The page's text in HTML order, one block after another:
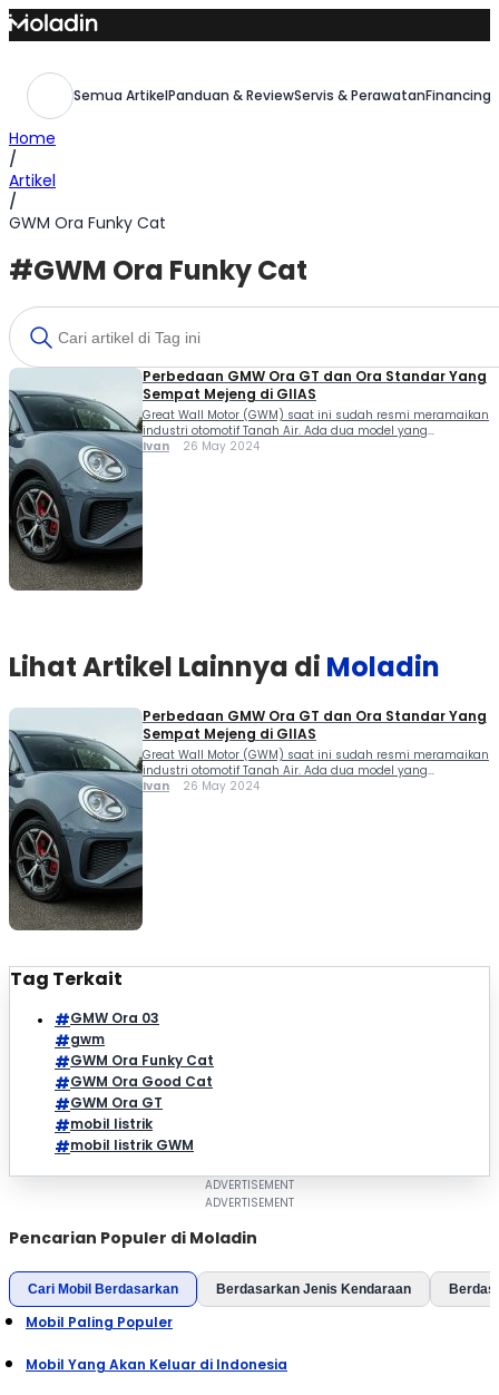
Skip
to
Semua ArtikelPanduan & ReviewServis & Perawatan
Home
/
Artikel
/
GWM Ora Funky Cat
#GWM Ora Funky Cat
Perbedaan GMW Ora GT dan Ora Standar Yang
Sempat Mejeng di GIIAS
Great Wall Motor (GWM) saat ini sudah resmi meramaikan
industri otomotif Tanah Air. Ada dua model yang
ditawarkan yakni Haval H6 HEV dan GWM Tank 500.
Ivan 26 May 2024
Lihat Artikel Lainnya di Moladin
Perbedaan GMW Ora GT dan Ora Standar Yang
Sempat Mejeng di GIIAS
Great Wall Motor (GWM) saat ini sudah resmi meramaikan
industri otomotif Tanah Air. Ada dua model yang
ditawarkan yakni Haval H6 HEV dan GWM Tank 500.
Ivan 26 May 2024
Tag Terkait
GMW Ora 03
gwm
GWM Ora Funky Cat
GWM Ora Good Cat
GWM Ora GT
mobil listrik
mobil listrik GWM
Pencarian Populer di Moladin
Cari Mobil Berdasarkan Berdasarkan Jenis Kendaraan
Mobil Paling Populer
Mobil Yang Akan Keluar di Indonesia